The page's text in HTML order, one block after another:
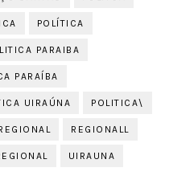
POLÍTICA
PARAIBA
PARAÍBA
UIRAÚNA POLITICA\
REGIONALL
UIRAUNA